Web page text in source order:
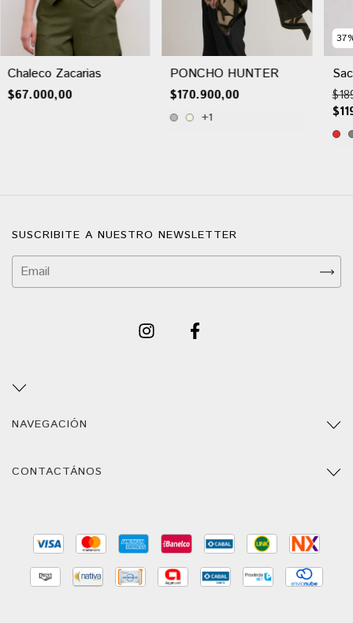
Chaleco Zacarias
$67.000,00
PÓNCHO HUNTER
$170.900,00
+1
37
SUSCRIBITE A NUESTRO NEWSLETTER
NAVEGACIÓN
CONTACTÁNOS